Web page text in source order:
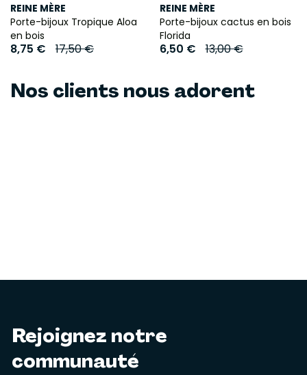
REINE MÈRE
Porte-bijoux Tropique Aloa
en bois
8,75 € 17,50 €
REINE MÈRE
Porte-bijoux cactus en bois
Florida
6,50 € 13,00 €
Nos clients nous adorent
Rejoignez notre
communauté